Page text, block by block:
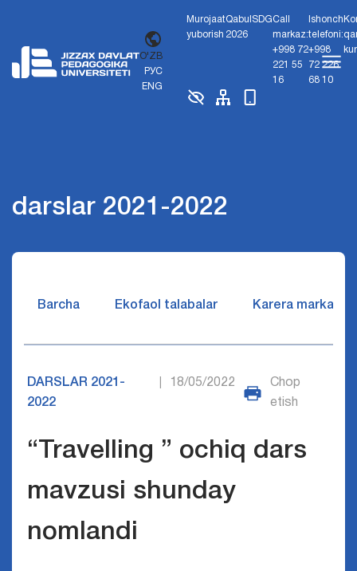
O'ZB
РУС
ENG
Murojaat
yuborish
Qabul
2026
SDGCall
markaz:
+998 72
221 55
16
Ishonch
telefoni:
+998
72 226
68 10
darslar 2021-2022
Barcha Ekofaol talabalar Karera markazi
DARSLAR 2021-
2022
18/05/2022
Chop
etish
“Travelling ” ochiq dars
mavzusi shunday
nomlandi